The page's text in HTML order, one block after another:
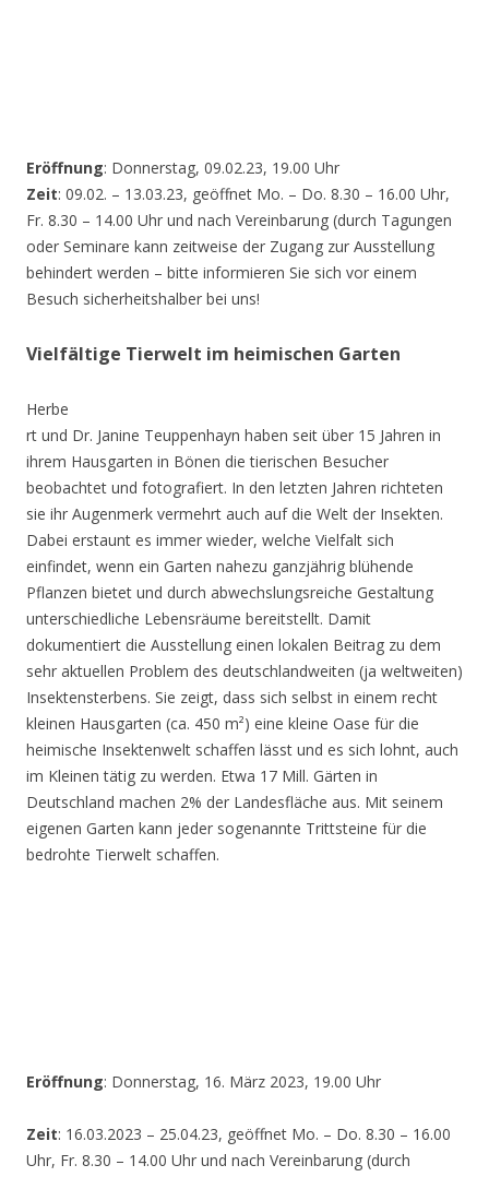
Eröffnung: Donnerstag, 09.02.23, 19.00 Uhr
Zeit: 09.02. – 13.03.23, geöffnet Mo. – Do. 8.30 – 16.00 Uhr,
Fr. 8.30 – 14.00 Uhr und nach Vereinbarung (durch Tagungen
oder Seminare kann zeitweise der Zugang zur Ausstellung
behindert werden – bitte informieren Sie sich vor einem
Besuch sicherheitshalber bei uns!
Vielfältige Tierwelt im heimischen Garten
Herbe
rt und Dr. Janine Teuppenhayn haben seit über 15 Jahren in
ihrem Hausgarten in Bönen die tierischen Besucher
beobachtet und fotografiert. In den letzten Jahren richteten
sie ihr Augenmerk vermehrt auch auf die Welt der Insekten.
Dabei erstaunt es immer wieder, welche Vielfalt sich
einfindet, wenn ein Garten nahezu ganzjährig blühende
Pflanzen bietet und durch abwechslungsreiche Gestaltung
unterschiedliche Lebensräume bereitstellt. Damit
dokumentiert die Ausstellung einen lokalen Beitrag zu dem
sehr aktuellen Problem des deutschlandweiten (ja weltweiten)
Insektensterbens. Sie zeigt, dass sich selbst in einem recht
kleinen Hausgarten (ca. 450 m²) eine kleine Oase für die
heimische Insektenwelt schaffen lässt und es sich lohnt, auch
im Kleinen tätig zu werden. Etwa 17 Mill. Gärten in
Deutschland machen 2% der Landesfläche aus. Mit seinem
eigenen Garten kann jeder sogenannte Trittsteine für die
bedrohte Tierwelt schaffen.
Eröffnung: Donnerstag, 16. März 2023, 19.00 Uhr
Zeit: 16.03.2023 – 25.04.23, geöffnet Mo. – Do. 8.30 – 16.00
Uhr, Fr. 8.30 – 14.00 Uhr und nach Vereinbarung (durch